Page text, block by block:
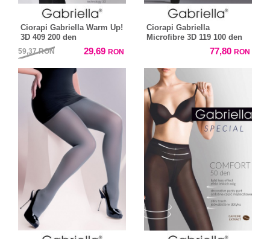
Ciorapi Gabriella Warm Up!
3D 409 200 den
59,37RON 29,69 RON
Ciorapi Gabriella
Microfibre 3D 119 100 den
77,80 RON